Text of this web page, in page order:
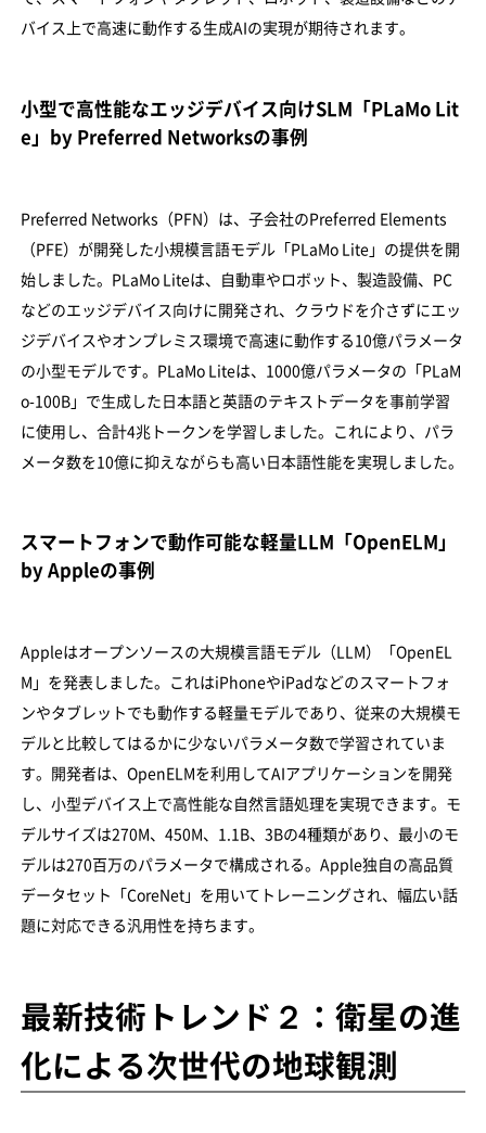
バイス上で高速に動作する生成AIの実現が期待されます。
小型で高性能なエッジデバイス向けSLM「PLaMo Lit
e」by Preferred Networksの事例
Preferred Networks（PFN）は、子会社のPreferred Elements
（PFE）が開発した小規模言語モデル「PLaMo Lite」の提供を開
始しました。PLaMo Liteは、自動車やロボット、製造設備、PC
などのエッジデバイス向けに開発され、クラウドを介さずにエッ
ジデバイスやオンプレミス環境で高速に動作する10億パラメータ
の小型モデルです。PLaMo Liteは、1000億パラメータの「PLaM
o-100B」で生成した日本語と英語のテキストデータを事前学習
に使用し、合計4兆トークンを学習しました。これにより、パラ
メータ数を10億に抑えながらも高い日本語性能を実現しました。
スマートフォンで動作可能な軽量LLM「OpenELM」
by Appleの事例
Appleはオープンソースの大規模言語モデル（LLM）「OpenEL
M」を発表しました。これはiPhoneやiPadなどのスマートフォ
ンやタブレットでも動作する軽量モデルであり、従来の大規模モ
デルと比較してはるかに少ないパラメータ数で学習されていま
す。開発者は、OpenELMを利用してAIアプリケーションを開発
し、小型デバイス上で高性能な自然言語処理を実現できます。モ
デルサイズは270M、450M、1.1B、3Bの4種類があり、最小のモ
デルは270百万のパラメータで構成される。Apple独自の高品質
データセット「CoreNet」を用いてトレーニングされ、幅広い話
題に対応できる汎用性を持ちます。
最新技術トレンド２：衛星の進
化による次世代の地球観測